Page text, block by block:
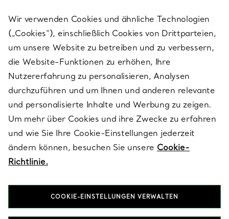
SERVICES
ÜBER TIFFANY & CO.
RECHTLICHE HINWEISE
FOLGEN SIE UNS
Wir verwenden Cookies und ähnliche Technologien
(„Cookies“), einschließlich Cookies von Drittparteien,
um unsere Website zu betreiben und zu verbessern,
die Website-Funktionen zu erhöhen, Ihre
Nutzererfahrung zu personalisieren, Analysen
durchzuführen und um Ihnen und anderen relevante
und personalisierte Inhalte und Werbung zu zeigen.
Um mehr über Cookies und ihre Zwecke zu erfahren
und wie Sie Ihre Cookie-Einstellungen jederzeit
ändern können, besuchen Sie unsere Cookie-
Richtlinie.
COOKIE-EINSTELLUNGEN VERWALTEN